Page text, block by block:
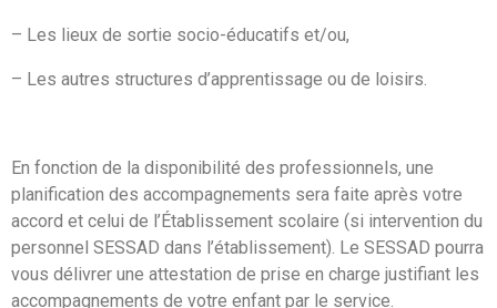
– Les lieux de sortie socio-éducatifs et/ou,
– Les autres structures d’apprentissage ou de loisirs.
En fonction de la disponibilité des professionnels, une
planification des accompagnements sera faite après votre
accord et celui de l’Établissement scolaire (si intervention du
personnel SESSAD dans l’établissement). Le SESSAD pourra
vous délivrer une attestation de prise en charge justifiant les
accompagnements de votre enfant par le service.